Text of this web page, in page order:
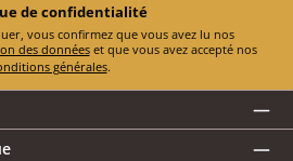
de confidentialité
En sélectionnant Continuer, vous confirmez que vous avez lu nos
des données
et que vous avez accepté nos
générales.